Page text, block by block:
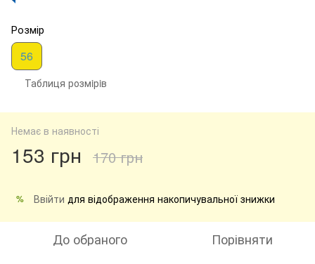
Розмір
56
Таблиця розмiрiв
Немає в наявності
153 грн 170 грн
% Ввійти для відображення накопичувальної знижки
До обраного Порівняти